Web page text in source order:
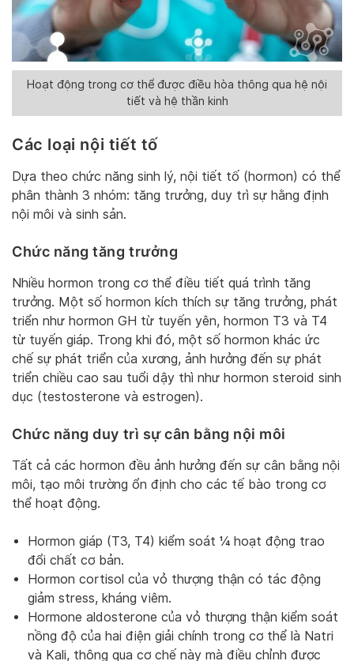
Hoạt động trong cơ thể được điều hòa thông qua hệ nội
tiết và hệ thần kinh
Các loại nội tiết tố
Dựa theo chức năng sinh lý, nội tiết tố (hormon) có thể
phân thành 3 nhóm: tăng trưởng, duy trì sự hằng định
nội môi và sinh sản.
Chức năng tăng trưởng
Nhiều hormon trong cơ thể điều tiết quá trình tăng
trưởng. Một số hormon kích thích sự tăng trưởng, phát
triển như hormon GH từ tuyến yên, hormon T3 và T4
từ tuyến giáp. Trong khi đó, một số hormon khác ức
chế sự phát triển của xương, ảnh hưởng đến sự phát
triển chiều cao sau tuổi dậy thì như hormon steroid sinh
dục (testosterone và estrogen).
Chức năng duy trì sự cân bằng nội môi
Tất cả các hormon đều ảnh hưởng đến sự cân bằng nội
môi, tạo môi trường ổn định cho các tế bào trong cơ
thể hoạt động.
Hormon giáp (T3, T4) kiểm soát ¼ hoạt động trao
đổi chất cơ bản.
Hormon cortisol của vỏ thượng thận có tác động
giảm stress, kháng viêm.
Hormone aldosterone của vỏ thượng thận kiểm soát
nồng độ của hai điện giải chính trong cơ thể là Natri
và Kali, thông qua cơ chế này mà điều chỉnh được